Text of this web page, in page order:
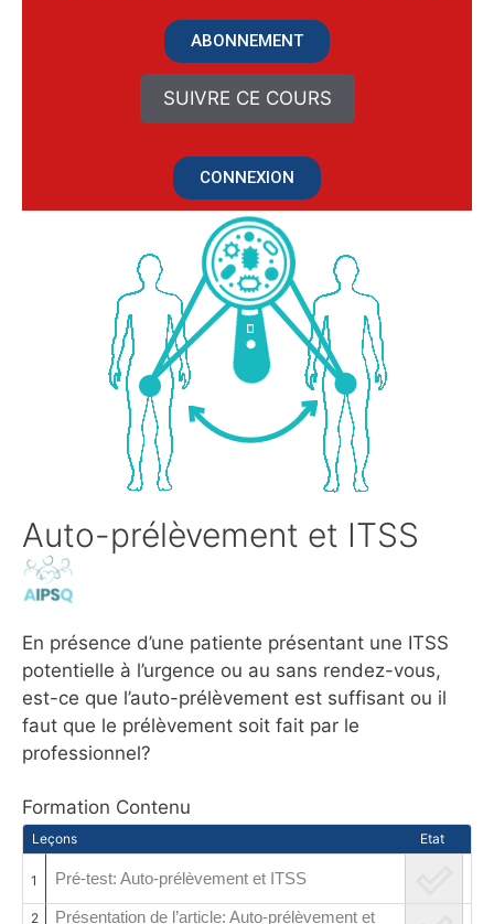
ABONNEMENT
SUIVRE CE COURS
CONNEXION
Auto-prélèvement et ITSS
En présence d’une patiente présentant une ITSS
potentielle à l’urgence ou au sans rendez-vous,
est-ce que l’auto-prélèvement est suffisant ou il
faut que le prélèvement soit fait par le
professionnel?
Formation Contenu
Leçons Etat
1 Pré-test: Auto-prélèvement et ITSS
2
Présentation de l’article: Auto-prélèvement et